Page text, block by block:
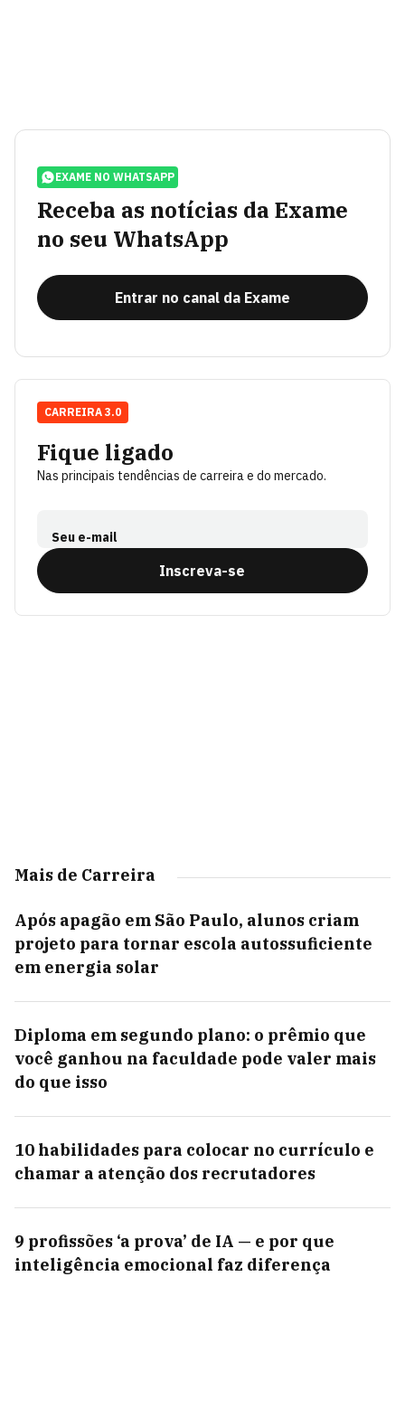
EXAME NO WHATSAPP
Receba as notícias da Exame
no seu WhatsApp
Entrar no canal da Exame
Fique ligado
Nas principais tendências de carreira e do mercado.
Seu e-mail
Inscreva-se
CARREIRA 3.0
Mais de Carreira
Após apagão em São Paulo, alunos criam
projeto para tornar escola autossuficiente
em energia solar
Diploma em segundo plano: o prêmio que
você ganhou na faculdade pode valer mais
do que isso
10 habilidades para colocar no currículo e
chamar a atenção dos recrutadores
9 profissões ‘a prova’ de IA — e por que
inteligência emocional faz diferença